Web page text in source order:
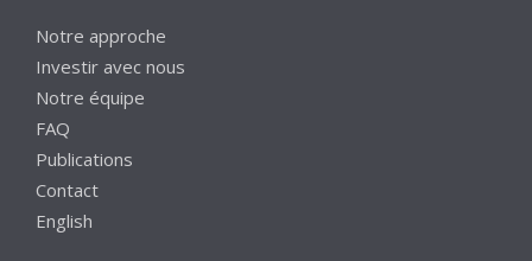
Notre approche
Investir avec nous
Notre équipe
FAQ
Publications
Contact
English